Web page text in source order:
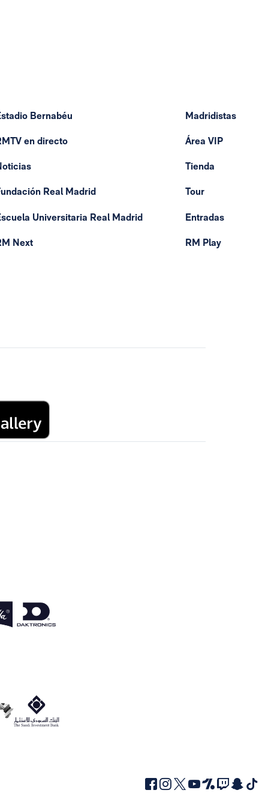
Bernabéu
en directo
Real Madrid
Universitaria Real Madrid
Next
Madridistas
Área VIP
Tienda
Tour
Entradas
RM Play